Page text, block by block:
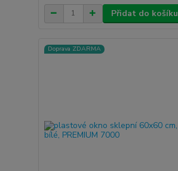
Přidat do košíku
Doprava ZDARMA